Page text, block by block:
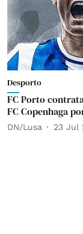
Desporto
FC Porto
FC Copenhaga
DN/Lusa 23 Jul